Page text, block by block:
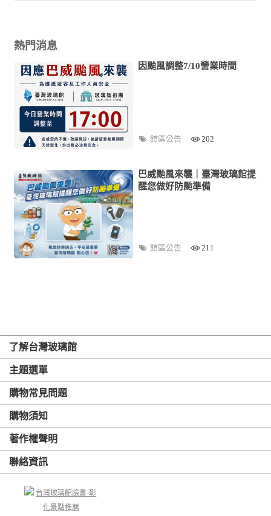
熱門消息
因颱風調整7/10營業時間
館區公告 202
巴威颱風來襲｜臺灣玻璃館提
醒您做好防颱準備
館區公告 211
了解台灣玻璃館
主題選單
購物常見問題
購物須知
著作權聲明
聯絡資訊